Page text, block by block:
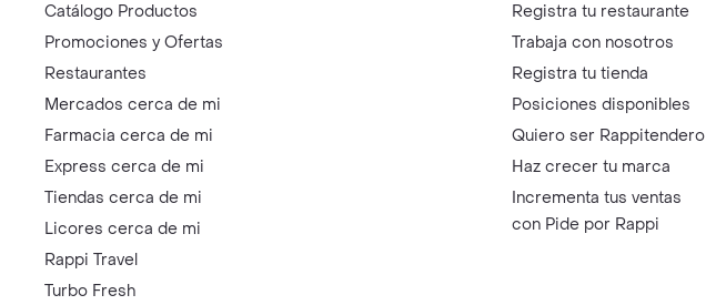
Catálogo Productos
Promociones y Ofertas
Restaurantes
Mercados cerca de mi
Farmacia cerca de mi
Express cerca de mi
Tiendas cerca de mi
Licores cerca de mi
Rappi Travel
Turbo Fresh
Registra tu restaurante
Trabaja con nosotros
Registra tu tienda
Posiciones disponibles
Quiero ser Rappitendero
Haz crecer tu marca
Incrementa tus ventas
con Pide por Rappi